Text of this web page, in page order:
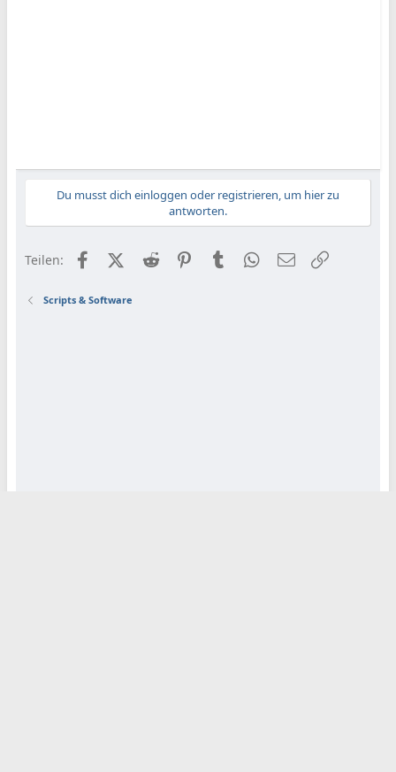
Du musst dich einloggen oder registrieren, um hier zu
antworten.
Teilen: FacebookX (Twitter)
Reddit PinterestTumblr WhatsApp
E-Mail
Scripts & Software